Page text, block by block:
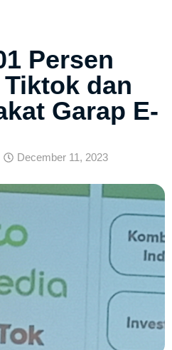
Persen
dan
Garap E-
December 11, 2023